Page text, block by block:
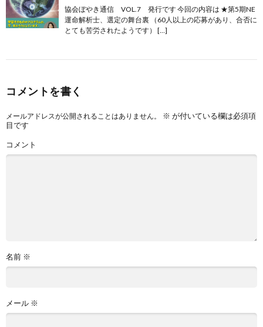
協会ぼやき通信 VOL.7 発行です 今回の内容は ★第5期NE
運命解析士、選定の舞台裏 （60人以上の応募があり、合否に
とても苦労されたようです） […]
コメントを書く
メールアドレスが公開されることはありません。 ※ が付いている欄は必須項
目です
コメント
名前 ※
メール ※